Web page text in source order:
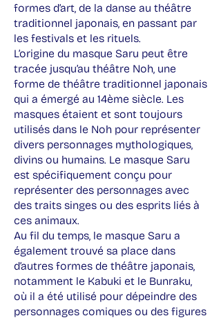
formes d’art, de la danse au théâtre
traditionnel japonais, en passant par
les festivals et les rituels.
L’origine du masque Saru peut être
tracée jusqu’au théâtre Noh, une
forme de théâtre traditionnel japonais
qui a émergé au 14ème siècle. Les
masques étaient et sont toujours
utilisés dans le Noh pour représenter
divers personnages mythologiques,
divins ou humains. Le masque Saru
est spécifiquement conçu pour
représenter des personnages avec
des traits singes ou des esprits liés à
ces animaux.
Au fil du temps, le masque Saru a
également trouvé sa place dans
d’autres formes de théâtre japonais,
notamment le Kabuki et le Bunraku,
où il a été utilisé pour dépeindre des
personnages comiques ou des figures